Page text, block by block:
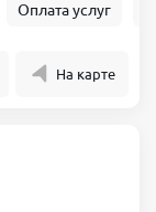
Оплата услуг
На карте